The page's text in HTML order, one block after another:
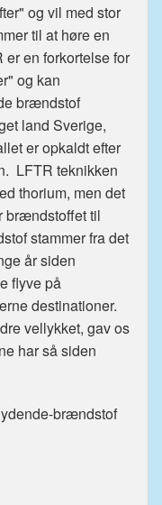
og vil med stor
til at høre en
en forkortelse for
og kan
brændstof
land Sverige,
er opkaldt efter
LFTR teknikken
thorium, men det
brændstoffet til
stammer fra det
år siden
flyve på
destinationer.
vellykket, gav os
har så siden
brændstof